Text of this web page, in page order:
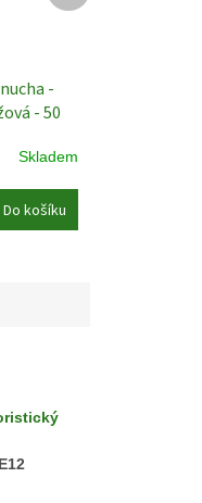
-
- 50
Skladem
Do košíku